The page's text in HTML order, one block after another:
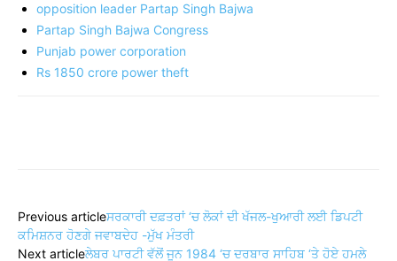
opposition leader Partap Singh Bajwa
Partap Singh Bajwa Congress
Punjab power corporation
Rs 1850 crore power theft
Previous articleਸਰਕਾਰੀ ਦਫ਼ਤਰਾਂ ‘ਚ ਲੋਕਾਂ ਦੀ ਖੱਜਲ-ਖੁਆਰੀ ਲਈ ਡਿਪਟੀ
ਕਮਿਸ਼ਨਰ ਹੋਣਗੇ ਜਵਾਬਦੇਹ -ਮੁੱਖ ਮੰਤਰੀ
Next articleਲੇਬਰ ਪਾਰਟੀ ਵੱਲੋਂ ਜੂਨ 1984 ‘ਚ ਦਰਬਾਰ ਸਾਹਿਬ ‘ਤੇ ਹੋਏ ਹਮਲੇ